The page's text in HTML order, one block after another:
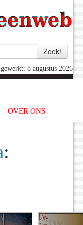
8 augustus 2026
OVER ONS
: